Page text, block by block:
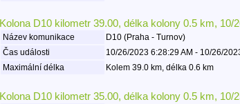
Kolona D10 kilometr 39.00, délka kolony 0.5 km, 10/
Název komunikace D10 (Praha - Turnov)
Čas události
10/26/2023 6:28:29 AM - 10/26/
Maximální délka
Kolem 39.0 km, délka 0.6 km
Kolona D10 kilometr 35.00, délka kolony 0.5 km, 10/